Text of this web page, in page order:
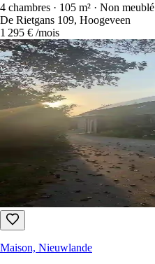
4 chambres · 105 m² · Non meublé
De Rietgans 109, Hoogeveen
1 295 € /mois
Maison, Nieuwlande